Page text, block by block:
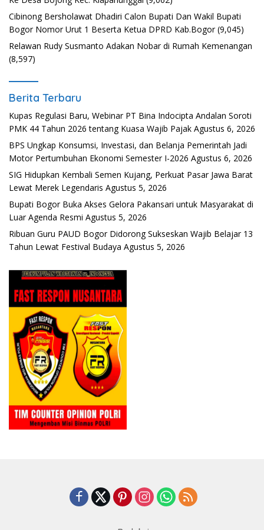
Cibinong Bersholawat Dhadiri Calon Bupati Dan Wakil Bupati
Bogor Nomor Urut 1 Beserta Ketua DPRD Kab.Bogor (9,045)
Relawan Rudy Susmanto Adakan Nobar di Rumah Kemenangan
(8,597)
Berita Terbaru
Kupas Regulasi Baru, Webinar PT Bina Indocipta Andalan Soroti
PMK 44 Tahun 2026 tentang Kuasa Wajib Pajak Agustus 6, 2026
BPS Ungkap Konsumsi, Investasi, dan Belanja Pemerintah Jadi
Motor Pertumbuhan Ekonomi Semester I-2026 Agustus 6, 2026
SIG Hidupkan Kembali Semen Kujang, Perkuat Pasar Jawa Barat
Lewat Merek Legendaris Agustus 5, 2026
Bupati Bogor Buka Akses Gelora Pakansari untuk Masyarakat di
Luar Agenda Resmi Agustus 5, 2026
Ribuan Guru PAUD Bogor Didorong Sukseskan Wajib Belajar 13
Tahun Lewat Festival Budaya Agustus 5, 2026